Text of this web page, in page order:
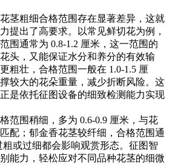
茎粗细合格范围存在显著差异，这就
提出了高要求。以常见鲜切花为例，
围通常为 0.8-1.2 厘米，这一范围的
头，又能保证水分和养分的有效输
粗壮，合格范围一般在 1.0-1.5 厘
较大的花朵重量，减少折断风险。这
是依托征图设备的细致检测能力实现
范围稍细，多为 0.6-0.9 厘米，与花
配；郁金香花茎较纤细，合格范围通
粗或过细都会影响观赏形态。征图智
能力，轻松应对不同品种花茎的细微